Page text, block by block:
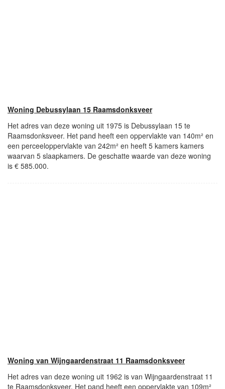
Woning Debussylaan 15 Raamsdonksveer
Het adres van deze woning uit 1975 is Debussylaan 15 te
Raamsdonksveer. Het pand heeft een oppervlakte van 140m² en
een perceeloppervlakte van 242m² en heeft 5 kamers kamers
waarvan 5 slaapkamers. De geschatte waarde van deze woning
is € 585.000.
Woning van Wijngaardenstraat 11 Raamsdonksveer
Het adres van deze woning uit 1962 is van Wijngaardenstraat 11
te Raamsdonksveer. Het pand heeft een oppervlakte van 109m²